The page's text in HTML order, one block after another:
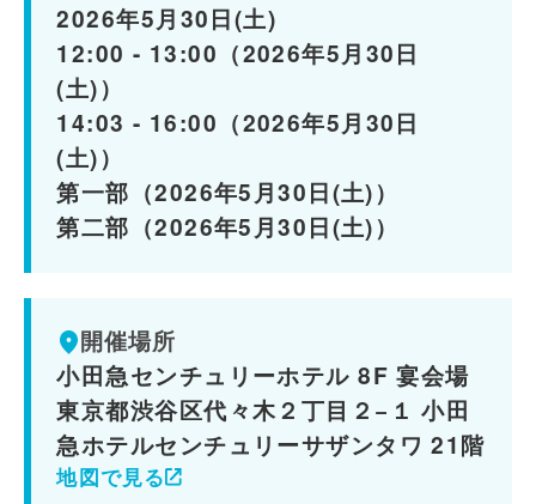
2026年5月30日(土)
12:00 - 13:00（2026年5月30日
(土)）
14:03 - 16:00（2026年5月30日
(土)）
第一部（2026年5月30日(土)）
第二部（2026年5月30日(土)）
開催場所
小田急センチュリーホテル 8F 宴会場
東京都渋谷区代々木２丁目２−１ 小田
急ホテルセンチュリーサザンタワ 21階
地図で見る